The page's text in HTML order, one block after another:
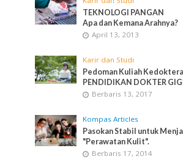
TEKNOLOGI PANGAN
Apa dan Kemana Arahnya?
April 13, 2013
Karir dan Studi
Pedoman Kuliah
PENDIDIKAN DOKTER
Berbaris 13, 2017
Kompas Articles
Pasokan Stabil untuk
"Perawatan Kulit".
Berbaris 17, 2014